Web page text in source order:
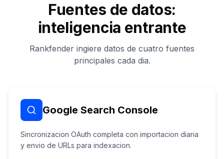
Fuentes de datos:
inteligencia entrante
Rankfender ingiere datos de cuatro fuentes
principales cada dia.
Google Search Console
Sincronizacion OAuth completa con importacion diaria
y envio de URLs para indexacion.